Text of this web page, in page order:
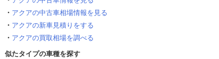
アクアの中古車相場情報を見る
アクアの新車見積りをする
アクアの買取相場を調べる
似たタイプの車種を探す